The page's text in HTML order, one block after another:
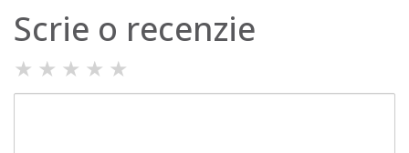
Scrie o recenzie
★ ★ ★ ★ ★